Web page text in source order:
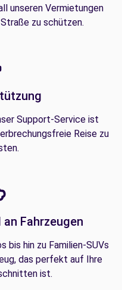
unseren Vermietungen
zu schützen.
Support-Service ist
Reise zu
Fahrzeugen
hin zu Familien-SUVs
das perfekt auf Ihre
ist.